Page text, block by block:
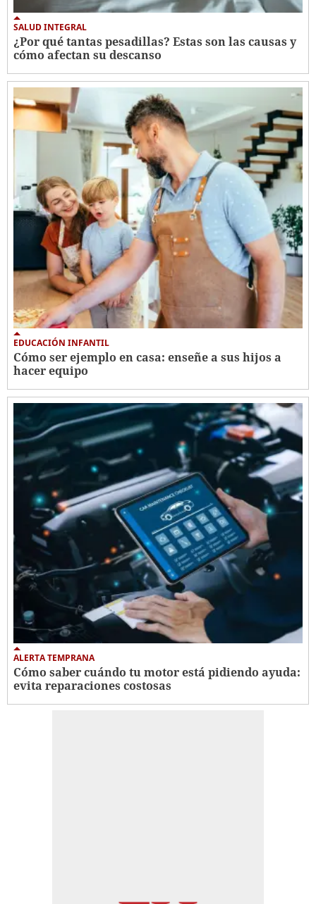
SALUD INTEGRAL
¿Por qué tantas pesadillas? Estas son las causas y
cómo afectan su descanso
EDUCACIÓN INFANTIL
Cómo ser ejemplo en casa: enseñe a sus hijos a
hacer equipo
ALERTA TEMPRANA
Cómo saber cuándo tu motor está pidiendo ayuda:
evita reparaciones costosas